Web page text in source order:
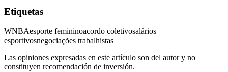
Etiquetas
WNBAesporte femininoacordo coletivosalários
esportivosnegociações trabalhistas
Las opiniones expresadas en este artículo son del autor y no
constituyen recomendación de inversión.